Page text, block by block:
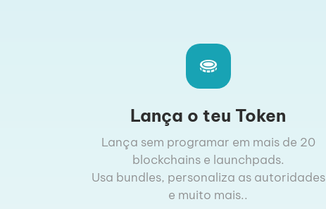
Lança o teu Token
Lança sem programar em mais de 20
blockchains e launchpads.
Usa bundles, personaliza as autoridades
e muito mais..